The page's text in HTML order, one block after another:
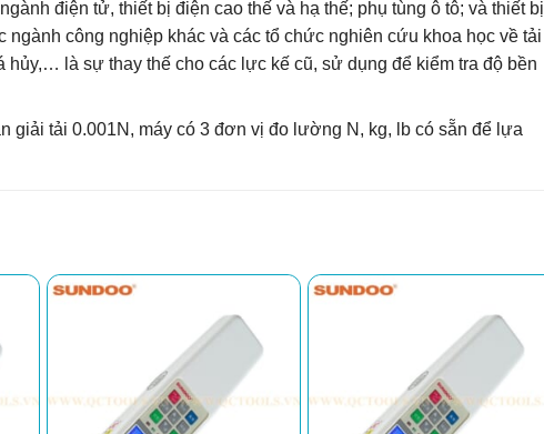
điện tử, thiết bị điện cao thế và hạ thế; phụ tùng ô tô; và thiết bị
công nghiệp khác và các tổ chức nghiên cứu khoa học về tải
là sự thay thế cho các lực kế cũ, sử dụng để kiểm tra độ bền
giải tải 0.001N, máy có 3 đơn vị đo lường N, kg, lb có sẵn để lựa